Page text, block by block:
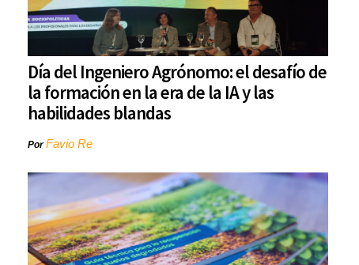
Día del Ingeniero Agrónomo: el desafío de
la formación en la era de la IA y las
habilidades blandas
PorFavio Re